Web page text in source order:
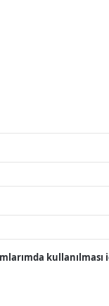
kullanılması